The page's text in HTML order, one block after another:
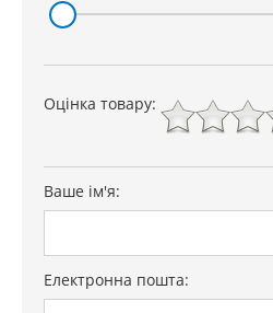
Оцінка товару:
Ваше ім'я:
Електронна пошта: